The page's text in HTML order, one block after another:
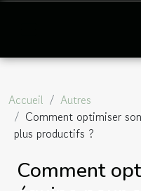
Accueil
Autres
Comment optimiser
plus productifs ?
Comment